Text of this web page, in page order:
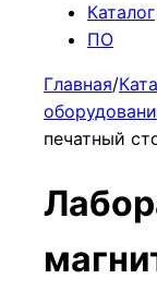
Каталог
ПО
Главная/
печатный